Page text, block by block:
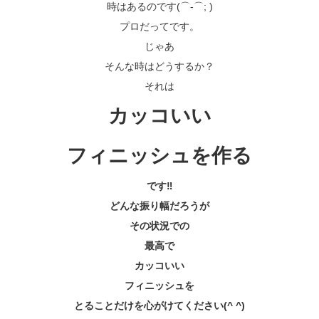
時はあるのです(⌒-⌒; )
プロだってです。
じゃあ
そんな時はどうするか？
それは
カッコいい
フィニッシュを作る
です‼️
どんな振り幅だろうが
その状況での
最高で
カッコいい
フィニッシュを
とることだけを心がけてください(^ ^)